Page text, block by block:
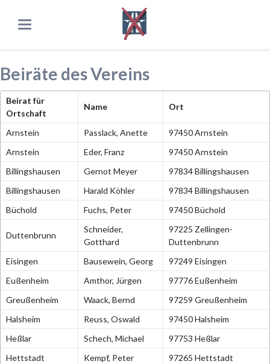
Beiräte des Vereins
Beirat für
Ortschaft
Name Ort
Arnstein Passlack, Anette
97450 Arnstein
Arnstein
Eder, Franz
97450 Arnstein
Billingshausen
Gernot Meyer
97834 Billingshausen
Billingshausen
Harald Köhler
97834 Billingshausen
Büchold
Fuchs, Peter 97450 Büchold
Duttenbrunn
Schneider,
Gotthard
97225 Zellingen-
Duttenbrunn
Eisingen
Bausewein, Georg
97249 Eisingen
Eußenheim
Amthor, Jürgen
97776 Eußenheim
Greußenheim
Waack, Bernd
97259 Greußenheim
Halsheim
Reuss, Oswald
97450 Halsheim
Heßlar
Schech, Michael
97753 Heßlar
Hettstadt
Kempf, Peter
97265 Hettstadt